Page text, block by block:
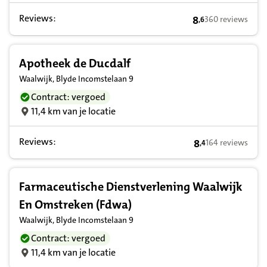
Reviews: 8,6 op basis van
8,6360 reviews
Apotheek de Ducdalf
Waalwijk, Blyde Incomstelaan 9
Contract: vergoed
11,4 km van je locatie
Reviews: 8,4 op basis van
8,4164 reviews
Farmaceutische Dienstverlening Waalwijk
En Omstreken (Fdwa)
Waalwijk, Blyde Incomstelaan 9
Contract: vergoed
11,4 km van je locatie